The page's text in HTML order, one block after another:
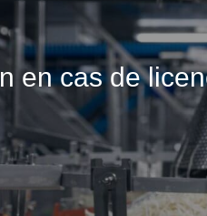
en cas de